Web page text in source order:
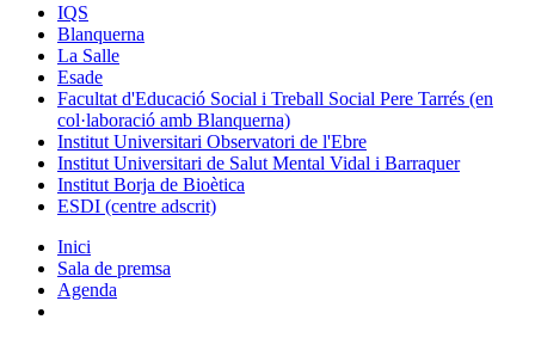
IQS
Blanquerna
La Salle
Esade
Facultat d'Educació Social i Treball Social Pere Tarrés (en
col·laboració amb Blanquerna)
Institut Universitari Observatori de l'Ebre
Institut Universitari de Salut Mental Vidal i Barraquer
Institut Borja de Bioètica
ESDI (centre adscrit)
Inici
Sala de premsa
Agenda